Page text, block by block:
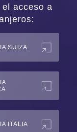
acceso a
SUIZA
ITALIA